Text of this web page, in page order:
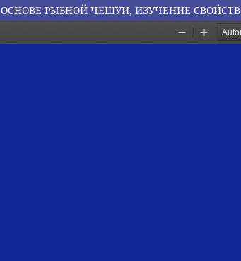
РЫБНОЙ ЧЕШУИ, ИЗУЧЕНИЕ СВОЙСТВ